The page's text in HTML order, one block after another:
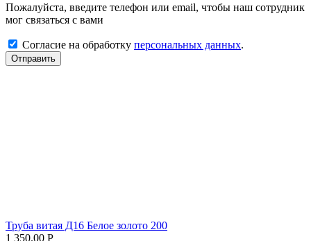
Пожалуйста, введите телефон или email, чтобы наш сотрудник
мог связаться с вами
Согласие на обработку персональных данных.
Отправить
Труба витая Д16 Белое золото 200
1 350.00 Р